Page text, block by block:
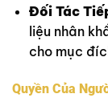
Đối Tác
liệu nhân
cho mục
Quyền Của